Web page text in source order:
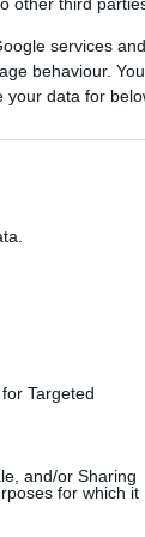
services
behaviour.
data for
Targeted
and/or Sharing
for which it
részleteket
a
a geek
(X)